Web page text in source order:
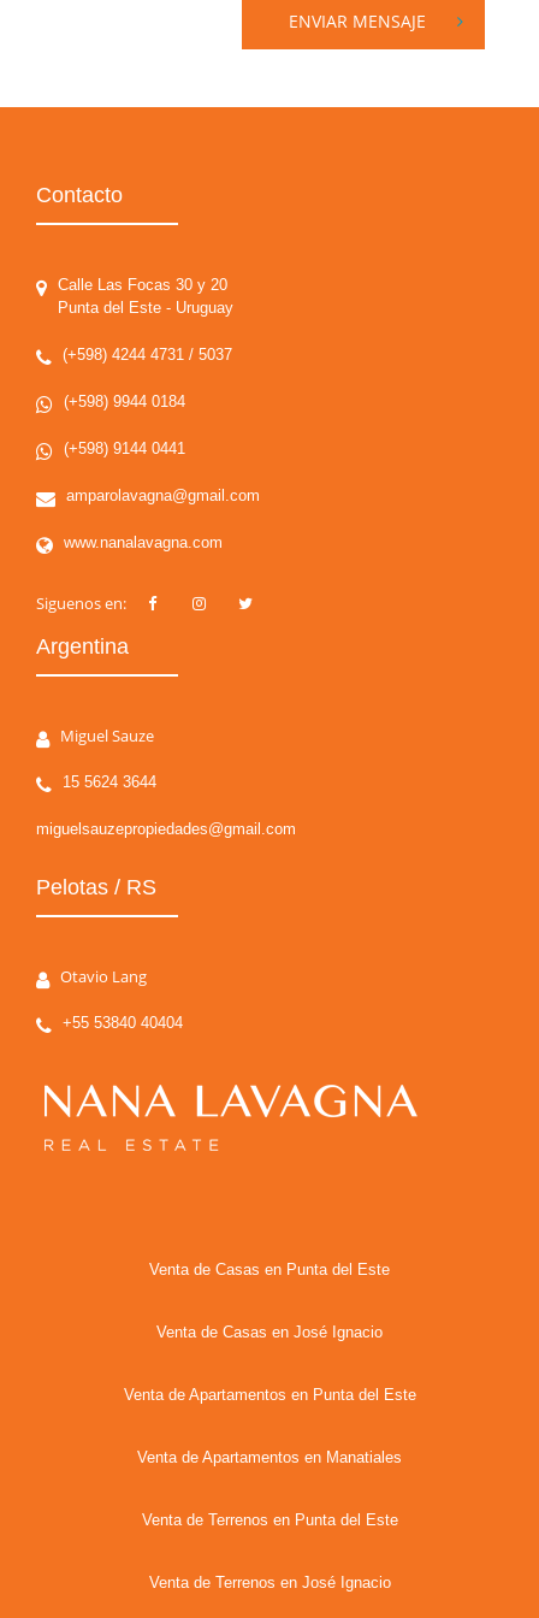
ENVIAR MENSAJE
Contacto
Calle Las Focas 30 y 20
Punta del Este - Uruguay
(+598) 4244 4731 / 5037
(+598) 9944 0184
(+598) 9144 0441
amparolavagna@gmail.com
www.nanalavagna.com
Siguenos en:
Argentina
Miguel Sauze
15 5624 3644
miguelsauzepropiedades@gmail.com
Pelotas / RS
Otavio Lang
+55 53840 40404
Venta de Casas en Punta del Este
Venta de Casas en José Ignacio
Venta de Apartamentos en Punta del Este
Venta de Apartamentos en Manatiales
Venta de Terrenos en Punta del Este
Venta de Terrenos en José Ignacio